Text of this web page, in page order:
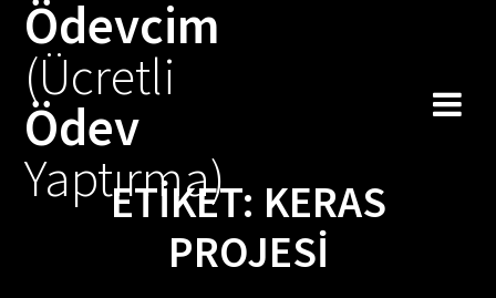
Ödevcim
(Ücretli
Ödev
Yaptırma)
ETIKET: KERAS
PROJESI